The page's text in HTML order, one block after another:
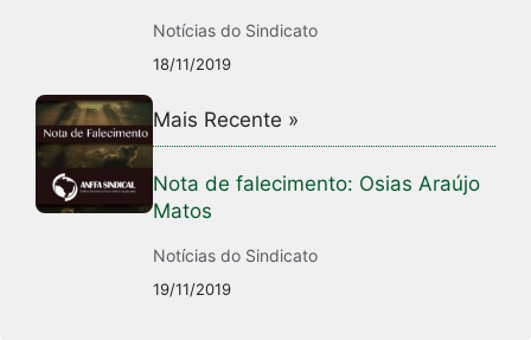
Notícias do Sindicato
18/11/2019
Mais Recente »
Nota de falecimento: Osias Araújo
Matos
Notícias do Sindicato
19/11/2019